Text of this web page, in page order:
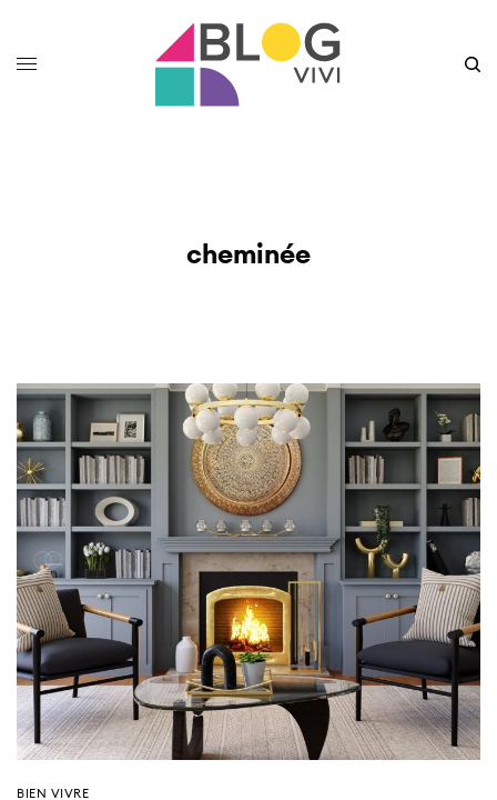
cheminée
BIEN VIVRE